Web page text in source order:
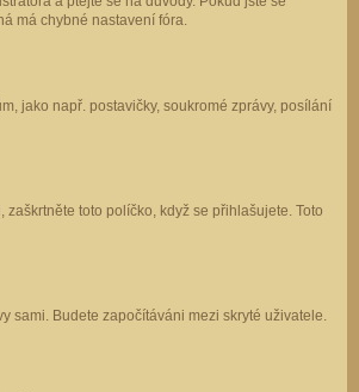
má chybné nastavení fóra.
jako např. postavičky, soukromé zprávy, posílání
toto políčko, když se přihlašujete. Toto
sami. Budete započítáváni mezi skryté uživatele.